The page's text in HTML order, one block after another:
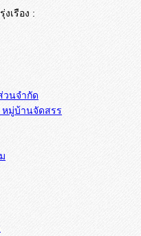
เรือง :
นจำกัด
มู่บ้านจัดสรร